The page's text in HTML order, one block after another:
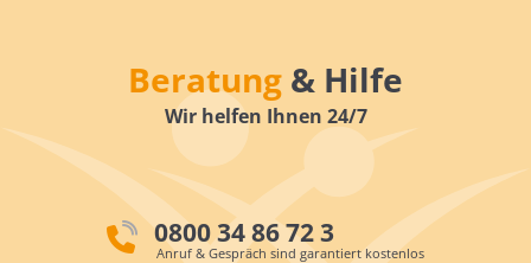
Beratung & Hilfe
Wir helfen Ihnen 24/7
0800 34 86 72 3
Anruf & Gespräch sind garantiert kostenlos